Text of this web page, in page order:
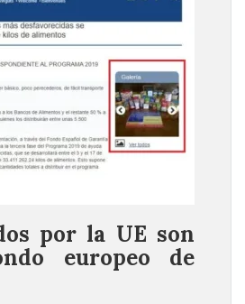
por la UE son
europeo de